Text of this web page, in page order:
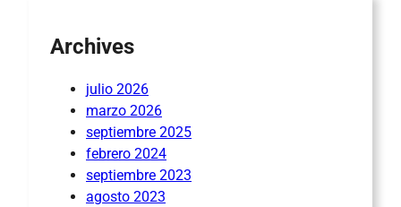
Archives
julio 2026
marzo 2026
septiembre 2025
febrero 2024
septiembre 2023
agosto 2023